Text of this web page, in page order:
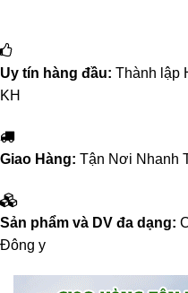
Uy tín hàng đầu: Thành lập
KH
Giao Hàng: Tận Nơi Nhanh
Sản phẩm và DV đa dạng:
Đông y